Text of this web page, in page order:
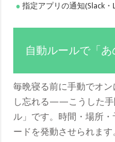
指定アプリの通知(Slack・
自動ルールで「あ
毎晩寝る前に手動でオ
し忘れる——こうした手
ル」です。時間・場所
ードを発動させられます